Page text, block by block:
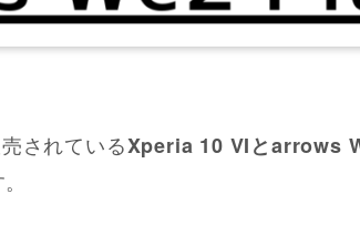
されているXperia 10 VIとarrows